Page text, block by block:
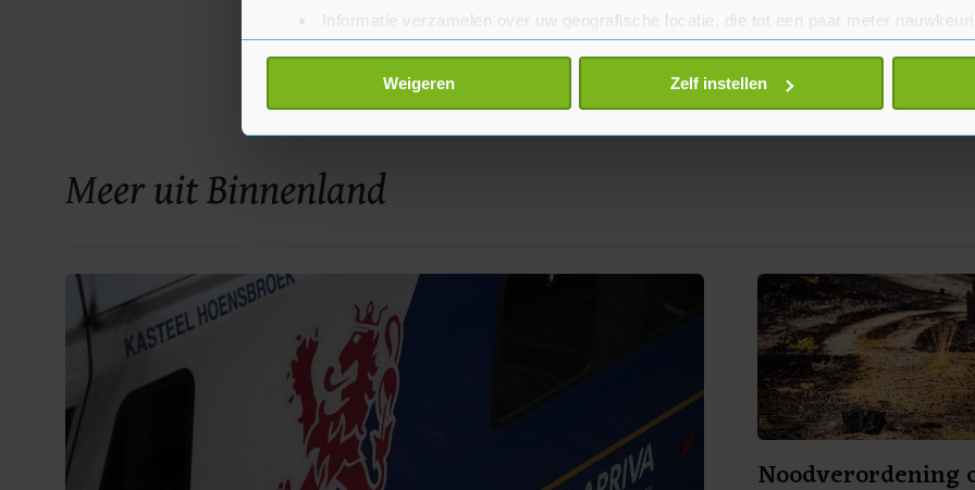
Informatie verzamelen over uw geografische locatie, die tot een paar meter
Uw apparaat identificeren door het actief te scannen op specifieke eigenschappen
Lees meer over hoe uw persoonlijke gegevens worden verwerkt en stel uw voorkeuren in het
toestemming op elk moment wijzigen of intrekken in de Cookieverklaring.
ons cookiebeleid bekijken en je gemaakte keuze altijd wijzigen of intrekken.
Weigeren Zelf instellen
Meer uit Binnenland
Noodverordening